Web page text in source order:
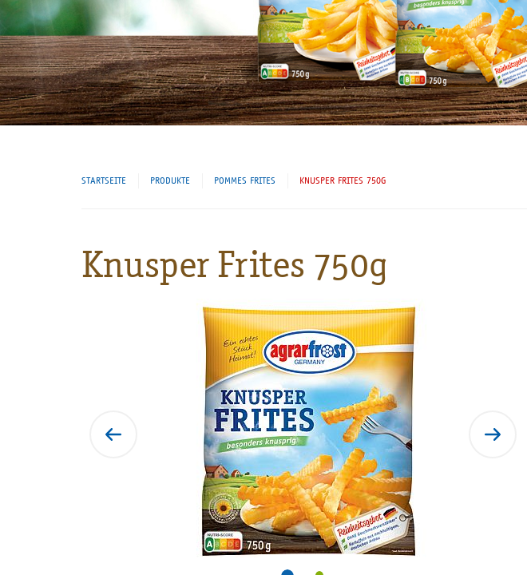
STARTSEITE PRODUKTE POMMES FRITES KNUSPER FRITES 750G
Knusper Frites 750g